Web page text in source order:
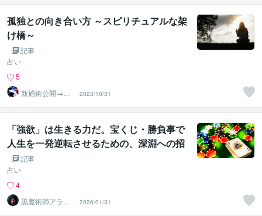
孤独との向き合い方 ～スピリチュアルな架
け橋～
記事
占い
5
新施術公開→≪
相手意識強制変
化≫◆星桜龍
2023/10/31
「強欲」は生きる力だ。宝くじ・勝負事で
人生を一発逆転させるための、深淵への招
待状。
記事
占い
4
黒魔術師アラジ
ン
2026/01/31